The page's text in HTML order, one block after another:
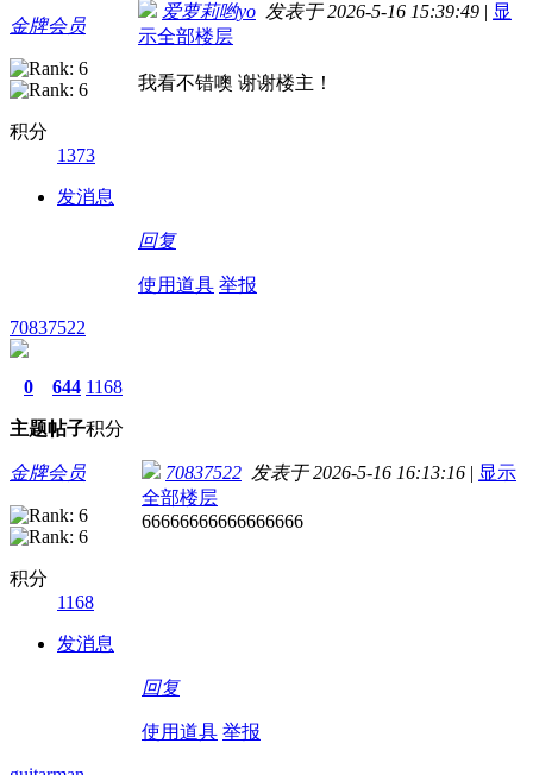
金牌会员
积分
1373
发消息
爱萝莉哟yo 发表于 2026-5-16 15:39:49 | 显
示全部楼层
我看不错噢 谢谢楼主！
回复
使用道具 举报
70837522
0
主题
644
帖子
1168
积分
金牌会员
积分
1168
发消息
70837522 发表于 2026-5-16 16:13:16 | 显示
全部楼层
66666666666666666
回复
使用道具 举报